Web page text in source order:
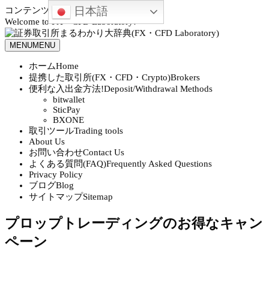
コンテンツへスキップ
Welcome to FX・CFD Laboratory!
MENUMENU
ホームHome
提携した取引所(FX・CFD・Crypto)Brokers
便利な入出金方法!Deposit/Withdrawal Methods
bitwallet
SticPay
BXONE
取引ツールTrading tools
About Us
お問い合わせContact Us
よくある質問(FAQ)Frequently Asked Questions
Privacy Policy
ブログBlog
サイトマップSitemap
プロップトレーディングのお得なキャン
ペーン
日本語